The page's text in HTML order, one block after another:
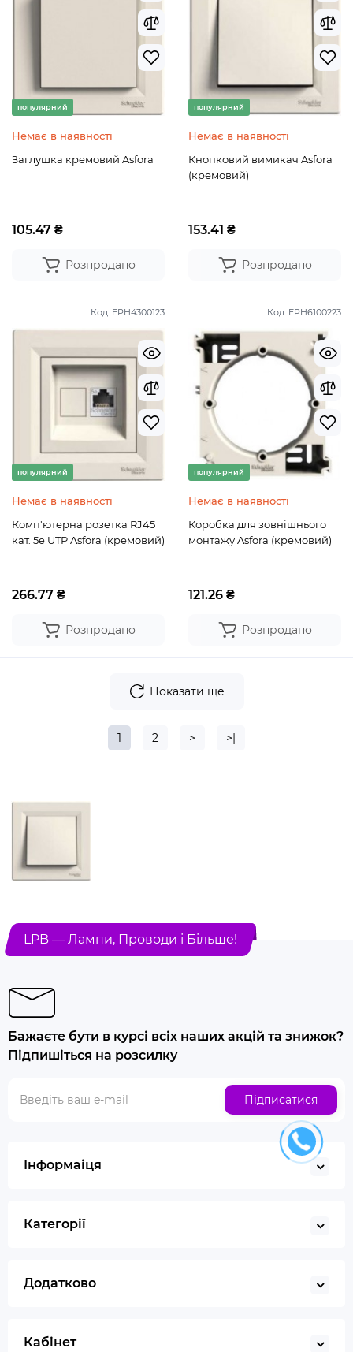
популярний
Немає в наявності
Заглушка кремовий Asfora
105.47 ₴
Розпродано
популярний
Немає в наявності
Кнопковий вимикач Asfora
(кремовий)
153.41 ₴
Розпродано
Код: EPH4300123
популярний
Немає в наявності
Комп'ютерна розетка RJ45
кат. 5e UTP Asfora (кремовий)
266.77 ₴
Розпродано
Код: EPH6100223
популярний
Немає в наявності
Коробка для зовнішнього
монтажу Asfora (кремовий)
121.26 ₴
Розпродано
Показати ще
1 2 > >|
LPB — Лампи, Проводи і Більше!
Бажаєте бути в курсі всіх наших акцій та знижок?
Підпишіться на розсилку
Підписатися
Інформаіця
Категорії
Додатково
Кабінет